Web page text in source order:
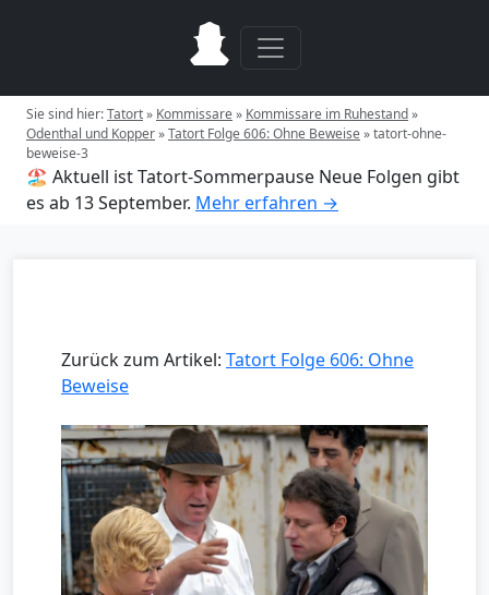
Sie sind hier:Tatort» Kommissare» Kommissare im Ruhestand»
Odenthal und Kopper»Tatort Folge 606: Ohne Beweise»tatort-ohne-
beweise-3
🏖️ Aktuell ist Tatort-Sommerpause Neue Folgen gibt
es ab 13 September. Mehr erfahren →
Zurück zum Artikel: Tatort Folge 606: Ohne
Beweise